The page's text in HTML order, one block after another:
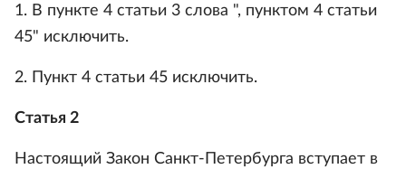
1. В пункте 4 статьи 3 слова ", пунктом 4 статьи
45" исключить.
2. Пункт 4 статьи 45 исключить.
Статья 2
Настоящий Закон Санкт-Петербурга вступает в